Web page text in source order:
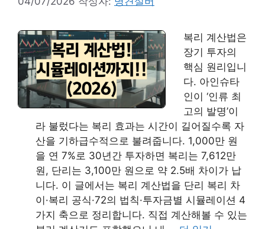
복리 계산법은
장기 투자의
핵심 원리입니
다. 아인슈타
인이 ‘인류 최
고의 발명’이
라 불렀다는 복리 효과는 시간이 길어질수록 자
산을 기하급수적으로 불려줍니다. 1,000만 원
을 연 7%로 30년간 투자하면 복리는 7,612만
원, 단리는 3,100만 원으로 약 2.5배 차이가 납
니다. 이 글에서는 복리 계산법을 단리 복리 차
이·복리 공식·72의 법칙·투자금별 시뮬레이션 4
가지 축으로 정리합니다. 직접 계산해볼 수 있는